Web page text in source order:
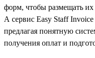
форм, чтобы размещать
А сервис Easy Staff Invoice
предлагая понятную
получения оплат и